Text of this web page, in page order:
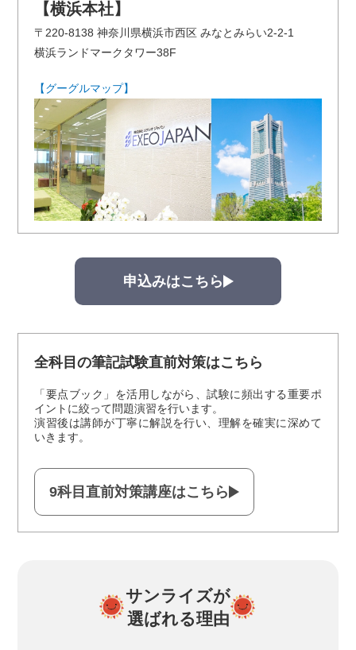
【横浜本社】
〒220-8138 神奈川県横浜市西区 みなとみらい2-2-1
横浜ランドマークタワー38F
【グーグルマップ】
申込みはこちら
全科目の筆記試験直前対策はこちら
「要点ブック」を活用しながら、試験に頻出する重要ポ
イントに絞って問題演習を行います。
演習後は講師が丁寧に解説を行い、理解を確実に深めて
いきます。
9科目直前対策講座はこちら
サンライズが
選ばれる理由